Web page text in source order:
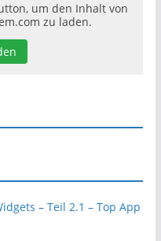
um den Inhalt von
zu laden.
– Teil 2.1 – Top App